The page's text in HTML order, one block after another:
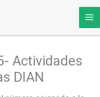
Actividades
DIAN